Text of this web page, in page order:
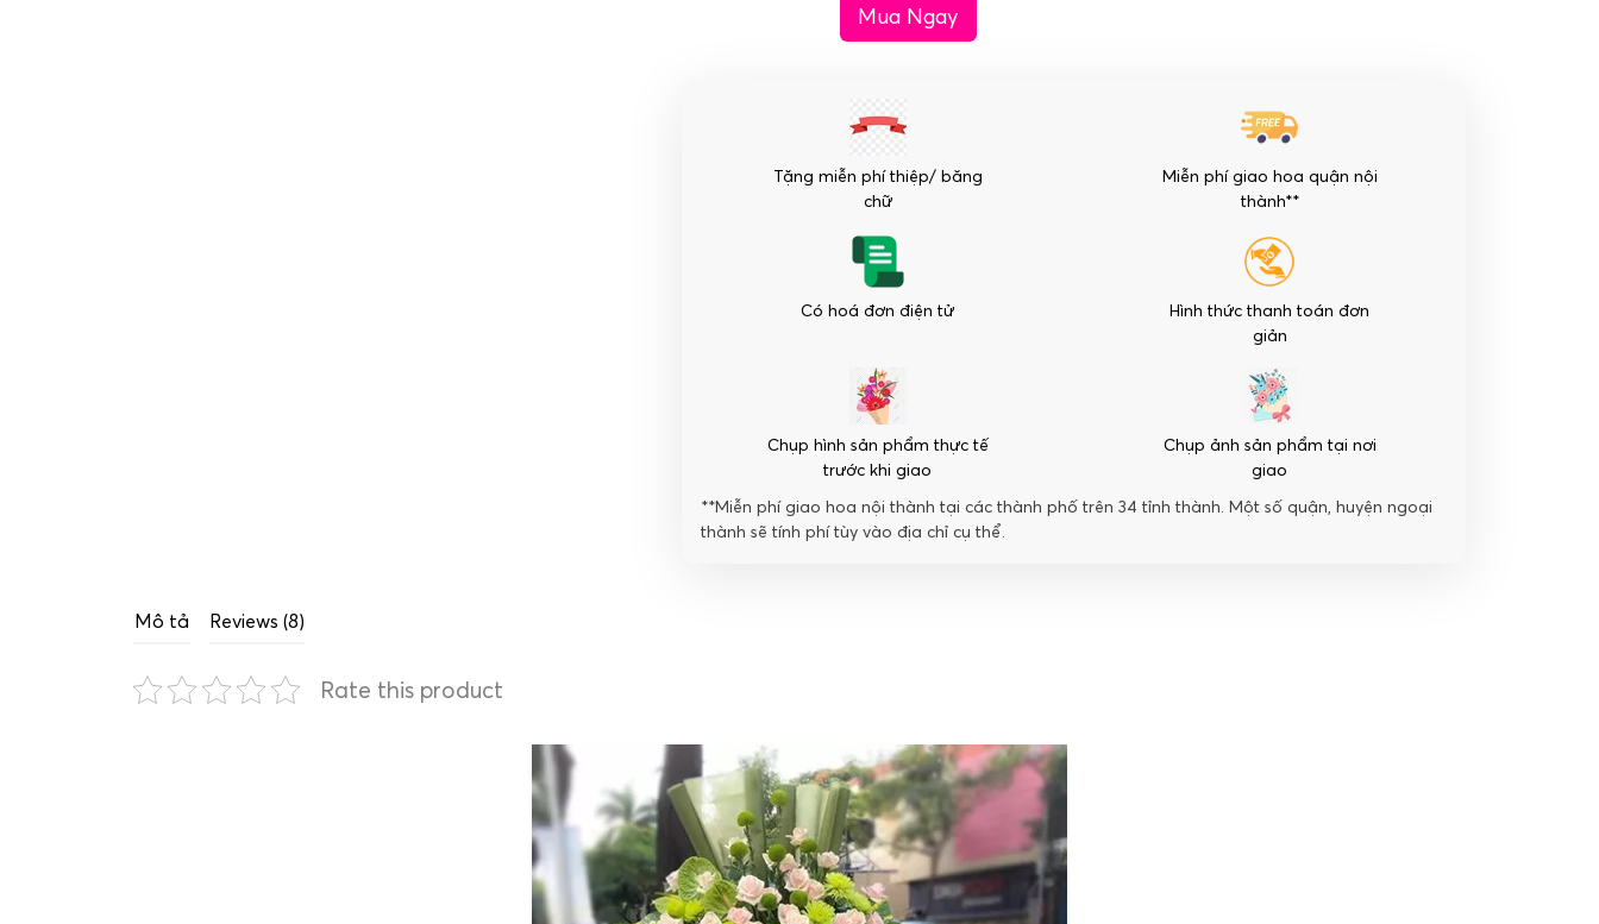
mầu
xanh
Mua Ngay
Tặng miễn phí thiệp/ băng
chữ
Miễn phí giao hoa quận nội
thành**
Có hoá đơn điện tử
Hình thức thanh toán đơn
giản
Chụp hình sản phẩm thực tế
trước khi giao
Chụp ảnh sản phẩm tại nơi
giao
**Miễn phí giao hoa nội thành tại các thành phố trên 34 tỉnh thành. Một số quận, huyện ngoại
thành sẽ tính phí tùy vào địa chỉ cụ thể.
Mô tả Reviews (8)
Rate this product